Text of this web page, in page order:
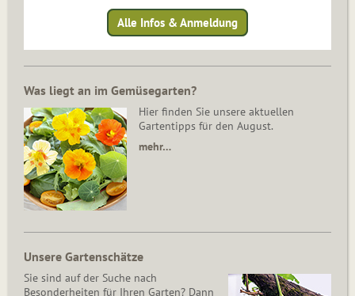
Alle Infos & Anmeldung
Was liegt an im Gemüsegarten?
Hier finden Sie unsere aktuellen
Gartentipps für den August.
mehr…
Unsere Gartenschätze
Sie sind auf der Suche nach
Besonderheiten für Ihren Garten? Dann